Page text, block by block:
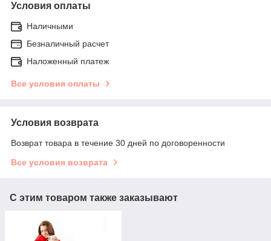
Условия оплаты
Наличными
Безналичный расчет
Наложенный платеж
Все условия оплаты
Условия возврата
Возврат товара в течение 30 дней по договоренности
Все условия возврата
С этим товаром также заказывают